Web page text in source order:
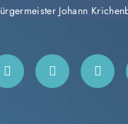
ürgermeister Johann